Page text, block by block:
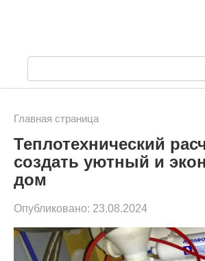
о
с
к
Главная страница
Теплотехнический
создать уютный и
дом
Опубликовано: 23.08.2024